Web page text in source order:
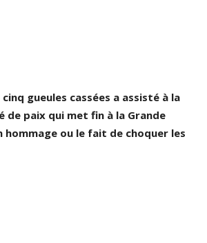
gueules cassées a assisté à la
paix qui met fin à la Grande
hommage ou le fait de choquer les